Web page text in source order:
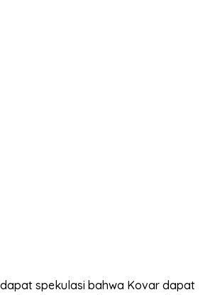
spekulasi bahwa Kovar dapat